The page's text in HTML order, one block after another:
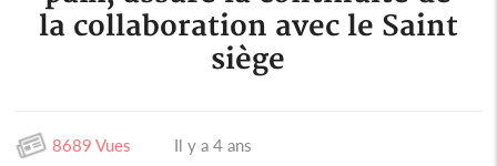
la collaboration avec le Saint
siège
8689 Vues Il y a 4 ans